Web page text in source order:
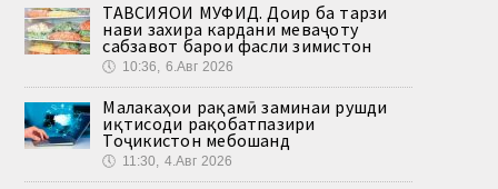
ТАВСИЯҲОИ МУФИД. Доир ба тарзи
нави захира кардани меваҷоту
сабзавот барои фасли зимистон
🕔 10:36, 6.Авг 2026
Малакаҳои рақамӣ заминаи рушди
иқтисоди рақобатпазири
Тоҷикистон мебошанд
🕔 11:30, 4.Авг 2026